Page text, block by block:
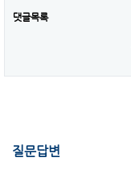
댓글목록
질문답변